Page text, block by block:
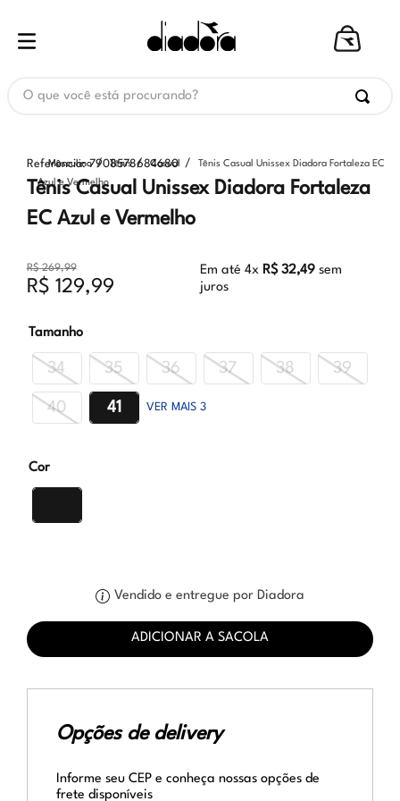
Masculino Tênis Casual
Tênis Casual Unissex Diadora Fortaleza EC
Azul e Vermelho
Referência:7908578684680
Tênis Casual Unissex Diadora Fortaleza
EC Azul e Vermelho
R$ 269,99
R$ 129,99
Em até 4x R$ 32,49sem
juros
Tamanho
34 35 36 37 38 39
40 41 VER MAIS 3
Cor
Vendido e entregue por Diadora
ADICIONAR A SACOLA
Opções de delivery
Informe seu CEP e conheça nossas opções de
frete disponíveis